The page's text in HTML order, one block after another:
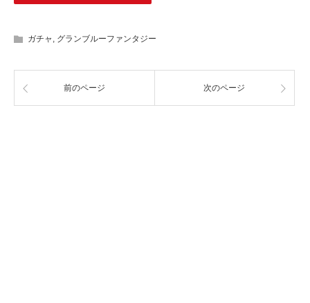
ガチャ , グランブルーファンタジー
前のページ 次のページ